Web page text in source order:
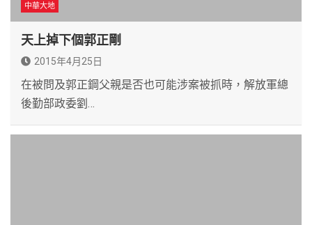
中華大地
天上掉下個郭正剛
2015年4月25日
在被問及郭正鋼父親是否也可能涉案被抓時，解放軍總
後勤部政委劉…